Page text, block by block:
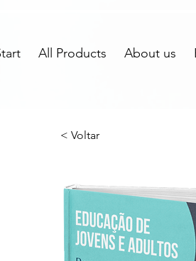
All Products About us
< Voltar